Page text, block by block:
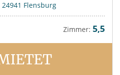
Flensburg
Zimmer: 5,5